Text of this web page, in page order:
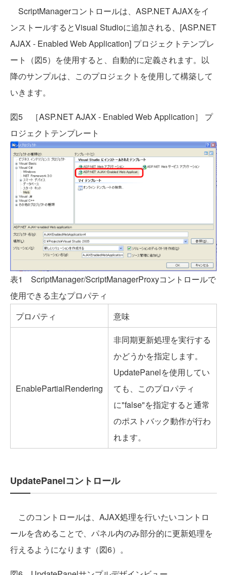
ScriptManagerコントロールは、ASP.NET AJAXをイ
ンストールするとVisual Studioに追加される、[ASP.NET
AJAX - Enabled Web Application] プロジェクトテンプレ
ート（図5）を使用すると、自動的に定義されます。以
降のサンプルは、このプロジェクトを使用して構築して
いきます。
図5 ［ASP.NET AJAX - Enabled Web Application］ プ
ロジェクトテンプレート
表1 ScriptManager/ScriptManagerProxyコントロールで
使用できる主なプロパティ
プロパティ
意味
EnablePartialRendering
非同期更新処理を実行する
かどうかを指定します。
UpdatePanelを使用してい
ても、このプロパティ
に"false"を指定すると通常
のポストバック動作が行わ
れます。
UpdatePanelコントロール
このコントロールは、AJAX処理を行いたいコントロ
ールを含めることで、パネル内のみ部分的に更新処理を
行えるようになります（図6）。